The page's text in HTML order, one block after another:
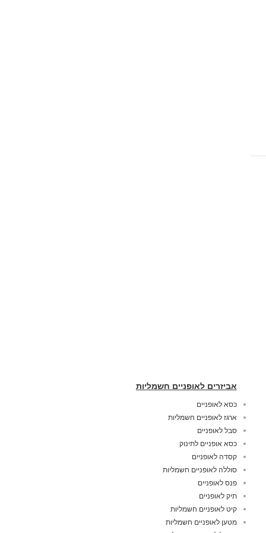
אביזרים לאופניים חשמליות
כסא לאופניים
ארגז לאופניים חשמליות
סבל לאופניים
כסא אופניים לתינוק
קסדה לאופניים
סוללה לאופניים חשמליות
פנס לאופניים
תיק לאופניים
קיט לאופניים חשמליות
מטען לאופניים חשמליות